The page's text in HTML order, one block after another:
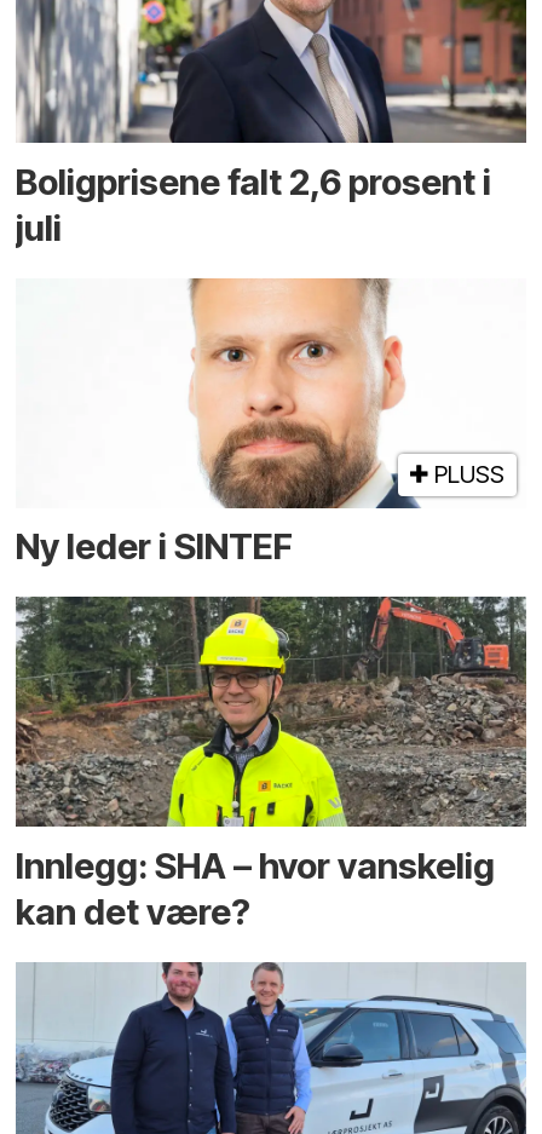
Boligprisene falt 2,6 prosent i
juli
PLUSS
Ny leder i SINTEF
Innlegg: SHA – hvor vanskelig
kan det være?